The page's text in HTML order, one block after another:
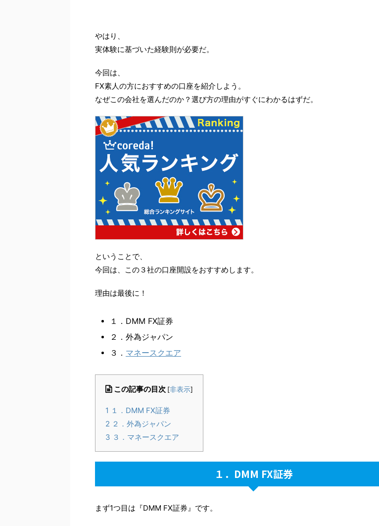
やはり、
実体験に基づいた経験則が必要だ。
今回は、
FX素人の方におすすめの口座を紹介しよう。
なぜこの会社を選んだのか？選び方の理由がすぐにわかるはずだ。
ということで、
今回は、この３社の口座開設をおすすめします。
理由は最後に！
１．DMM FX証券
２．外為ジャパン
３． マネースクエア
この記事の目次 [非表示]
1 １．DMM FX証券
2 ２．外為ジャパン
3 ３．マネースクエア
１．DMM FX証券
まず1つ目は『DMM FX証券』です。